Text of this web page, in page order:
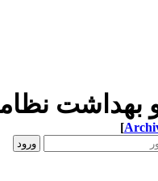
بهداشت
[